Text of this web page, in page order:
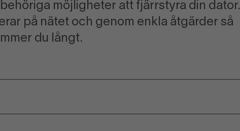
möjligheter att fjärrstyra din dator.
på nätet och genom enkla åtgärder så
du långt.